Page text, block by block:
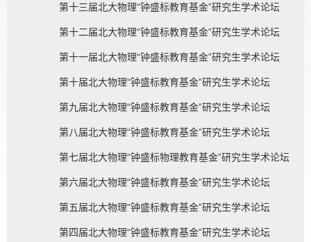
第十三届北大物理“钟盛标教育基金”研究生学术论坛
第十二届北大物理“钟盛标教育基金”研究生学术论坛
第十一届北大物理“钟盛标教育基金”研究生学术论坛
第十届北大物理“钟盛标教育基金”研究生学术论坛
第九届北大物理“钟盛标教育基金”研究生学术论坛
第八届北大物理“钟盛标教育基金”研究生学术论坛
第七届北大物理“钟盛标物理教育基金”研究生学术论坛
第六届北大物理“钟盛标教育基金”研究生学术论坛
第五届北大物理“钟盛标教育基金”研究生学术论坛
第四届北大物理“钟盛标教育基金”研究生学术论坛